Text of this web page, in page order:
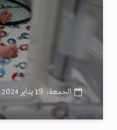
الجمعة، 19 يناير 2024، 4:15 م